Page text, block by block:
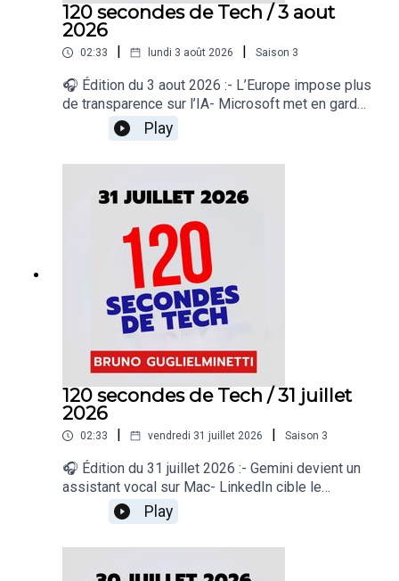
120 secondes de Tech / 3 aout
2026
02:33 lundi 3 août 2026 Saison 3
🎧 Édition du 3 aout 2026 :- L’Europe impose plus
de transparence sur l’IA- Microsoft met en garde
contre les Wi-Fi publics- Google élargit Gemini
Spark- Google suspend Nano Banana dans
Google Earth- Les jeunes Australiens toujours sur
regard sur le quotidien de l’actualité numérique
proposé par Bruno Guglielminetti Découvrez
Micrologic.ca
Play
120 secondes de Tech / 31 juillet
2026
02:33 vendredi 31 juillet 2026 Saison 3
🎧 Édition du 31 juillet 2026 :- Gemini devient un
assistant vocal sur Mac- LinkedIn cible le
contenu IA médiocre- Google Earth accueille
Nano Banana- Waymo ajoute Gemini à ses
robotaxis- Microsoft prépare une super
Play